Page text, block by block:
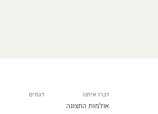
דברו איתנו
אולמות התצוגה
דגמים